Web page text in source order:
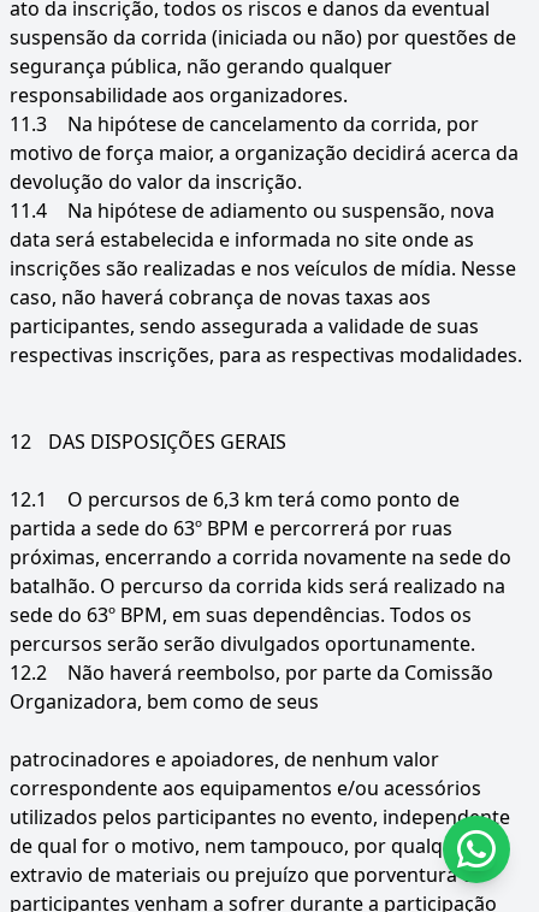
ato da inscrição, todos os riscos e danos da eventual
suspensão da corrida (iniciada ou não) por questões de
segurança pública, não gerando qualquer
responsabilidade aos organizadores.
11.3
Na hipótese de cancelamento da corrida, por
motivo de força maior, a organização decidirá acerca da
devolução do valor da inscrição.
11.4
Na hipótese de adiamento ou suspensão, nova
data será estabelecida e informada no site onde as
inscrições são realizadas e nos veículos de mídia. Nesse
caso, não haverá cobrança de novas taxas aos
participantes, sendo assegurada a validade de suas
respectivas inscrições, para as respectivas modalidades.
12 DAS DISPOSIÇÕES GERAIS
12.1
O percursos de 6,3 km terá como ponto de
partida a sede do 63º BPM e percorrerá por ruas
próximas, encerrando a corrida novamente na sede do
batalhão. O percurso da corrida kids será realizado na
sede do 63º BPM, em suas dependências. Todos os
percursos serão serão divulgados oportunamente.
12.2
Não haverá reembolso, por parte da Comissão
Organizadora, bem como de seus
patrocinadores e apoiadores, de nenhum valor
correspondente aos equipamentos e/ou acessórios
utilizados pelos participantes no evento, independente
de qual for o motivo, nem tampouco, por qualquer
extravio de materiais ou prejuízo que porventura os
participantes venham a sofrer durante a participação